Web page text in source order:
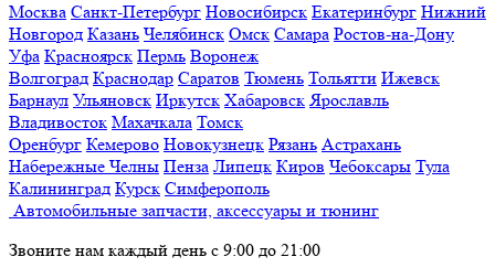
Москва Санкт-Петербург Новосибирск Екатеринбург Нижний
Новгород Казань Челябинск Омск Самара Ростов-на-Дону
Уфа Красноярск Пермь Воронеж
Волгоград Краснодар Саратов Тюмень Тольятти Ижевск
Барнаул Ульяновск Иркутск Хабаровск Ярославль
Владивосток Махачкала Томск
Оренбург Кемерово Новокузнецк Рязань Астрахань
Набережные Челны Пенза Липецк Киров Чебоксары Тула
Калининград Курск Симферополь
Автомобильные запчасти, аксессуары и тюнинг
Звоните нам каждый день с 9:00 до 21:00